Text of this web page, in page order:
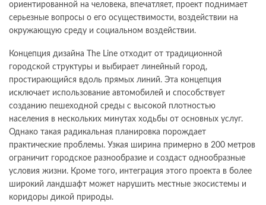
ориентированной на человека, впечатляет, проект поднимает
серьезные вопросы о его осуществимости, воздействии на
окружающую среду и социальном воздействии.
Концепция дизайна The Line отходит от традиционной
городской структуры и выбирает линейный город,
простирающийся вдоль прямых линий. Эта концепция
исключает использование автомобилей и способствует
созданию пешеходной среды с высокой плотностью
населения в нескольких минутах ходьбы от основных услуг.
Однако такая радикальная планировка порождает
практические проблемы. Узкая ширина примерно в 200 метров
ограничит городское разнообразие и создаст однообразные
условия жизни. Кроме того, интеграция этого проекта в более
широкий ландшафт может нарушить местные экосистемы и
коридоры дикой природы.